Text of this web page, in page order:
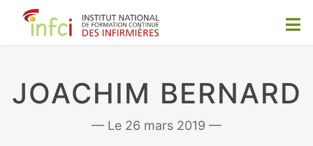
JOACHIM BERNARD
26 mars 2019